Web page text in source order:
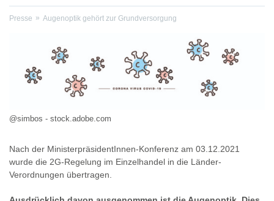
Presse Augenoptik gehört zur Grundversorgung
@simbos - stock.adobe.com
Nach der MinisterpräsidentInnen-Konferenz am 03.12.2021
wurde die 2G-Regelung im Einzelhandel in die Länder-
Verordnungen übertragen.